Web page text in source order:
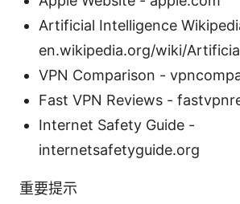
Artificial Intelligence
en.wikipedia.org/wiki/
VPN Comparison -
Fast VPN Reviews -
Internet Safety Guide -
internetsafetyguide.org
重要提示